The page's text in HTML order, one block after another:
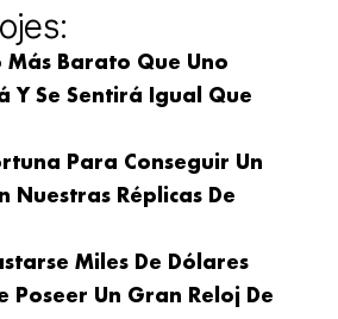
Más Barato Que Uno
Y Se Sentirá Igual Que
Para Conseguir Un
Nuestras Réplicas De
Miles De Dólares
Poseer Un Gran Reloj De